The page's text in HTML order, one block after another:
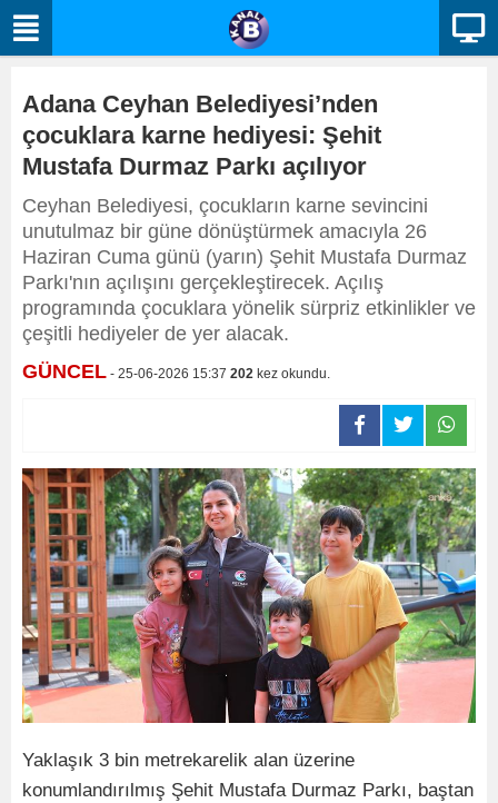
Adana Ceyhan Belediyesi’nden
çocuklara karne hediyesi: Şehit
Mustafa Durmaz Parkı açılıyor
Ceyhan Belediyesi, çocukların karne sevincini
unutulmaz bir güne dönüştürmek amacıyla 26
Haziran Cuma günü (yarın) Şehit Mustafa Durmaz
Parkı'nın açılışını gerçekleştirecek. Açılış
programında çocuklara yönelik sürpriz etkinlikler ve
çeşitli hediyeler de yer alacak.
GÜNCEL - 25-06-2026 15:37 202 kez okundu.
Yaklaşık 3 bin metrekarelik alan üzerine
konumlandırılmış Şehit Mustafa Durmaz Parkı, baştan